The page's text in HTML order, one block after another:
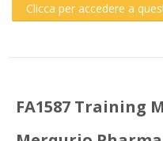
Clicca per accedere a
FA1587 Training